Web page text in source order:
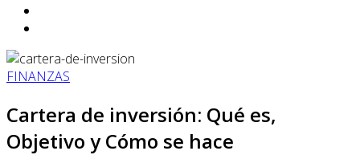
FINANZAS
Cartera de inversión: Qué es,
Objetivo y Cómo se hace